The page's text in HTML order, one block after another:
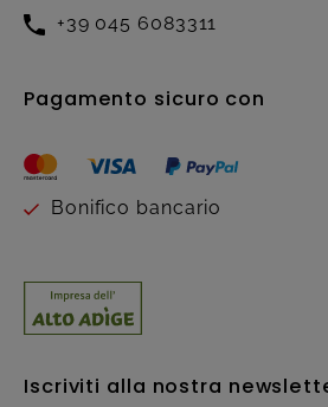
+39 045 6083311
Pagamento sicuro con
Bonifico bancario
Iscriviti alla nostra